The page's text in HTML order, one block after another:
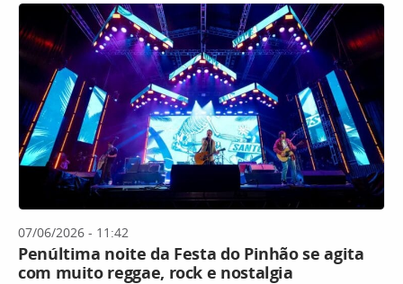
07/06/2026 - 11:42
Penúltima noite da Festa do Pinhão se agita
com muito reggae, rock e nostalgia